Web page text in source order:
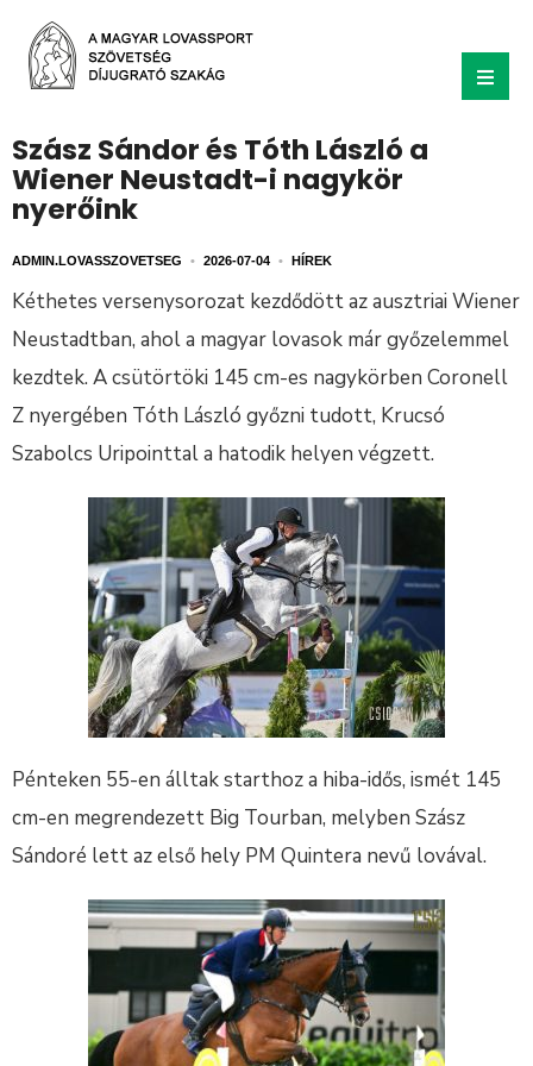
Szász Sándor és Tóth László a
Wiener Neustadt-i nagykör
nyerőink
ADMIN.LOVASSZOVETSEG • 2026-07-04 • HÍREK
Kéthetes versenysorozat kezdődött az ausztriai Wiener
Neustadtban, ahol a magyar lovasok már győzelemmel
kezdtek. A csütörtöki 145 cm-es nagykörben Coronell
Z nyergében Tóth László győzni tudott, Krucsó
Szabolcs Uripointtal a hatodik helyen végzett.
Pénteken 55-en álltak starthoz a hiba-idős, ismét 145
cm-en megrendezett Big Tourban, melyben Szász
Sándoré lett az első hely PM Quintera nevű lovával.